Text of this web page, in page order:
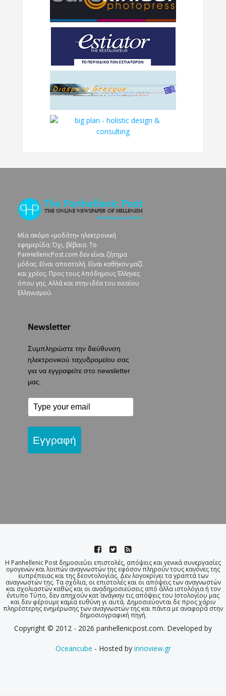
Μία ακόμα «μοδάτη» ηλεκτρονική
εφημερίδα; Όχι, βέβαια. To
PanHellenicPost.com δεν είναι ζήτημα
μόδας. Είναι αποστολή. Είναι καθήκον μαζί
και χρέος. Προς τους Απόδημους Έλληνες
όπου γης. Αλλά και στην ιδέα του ενιαίου
Ελληνισμού.
Newsletter
Συμπληρώστε την διεύθυνση
ηλεκτρονικού ταχυδρομείου σας
για να εγγραφείτε στο newsletter
μας.
Εγγραφή
Η Panhellenic Post δημοσιεύει επιστολές, απόψεις και γενικά συνεργασίες
ομογενών και λοιπών αναγνωστών της εφόσον πληρούν τους κανόνες της
ευπρέπειας και της δεοντολογίας. Δεν λογοκρίνει τα γραπτά των
αναγνωστών της. Τα σχόλια, οι επιστολές και οι απόψεις των αναγνωστών
και σχολιαστών καθώς και οι αναδημοσιεύσεις από άλλα ιστολόγια ή τον
έντυπο Τύπο, δεν απηχούν κατ΄ ανάγκην τις απόψεις του Ιστολογίου μας
και δεν φέρουμε καμία ευθύνη γι αυτά. Δημοσιεύονται δε προς χάριν
πληρέστερης ενημέρωσης των αναγνωστών της και πάντα με αναφορά στην
δημοσιογραφική πηγή.
Copyright © 2012 - 2026 panhellenicpost.com. Developed by
Oceancube - Hosted by innoview.gr